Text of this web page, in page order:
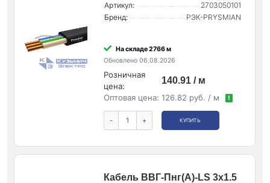
Артикул:
2703050101
Бренд:
РЭК-PRYSMIAN
На складе 2766 м
Обновлено 06.08.2026
Розничная
цена:
140.91 / м
Оптовая цена: 126.82 руб. / м !
- + КУПИТЬ
Кабель ВВГ-Пнг(А)-LS 3х1.5